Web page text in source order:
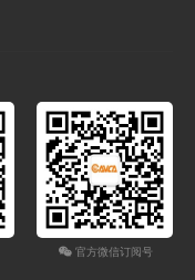
官方微信订阅号